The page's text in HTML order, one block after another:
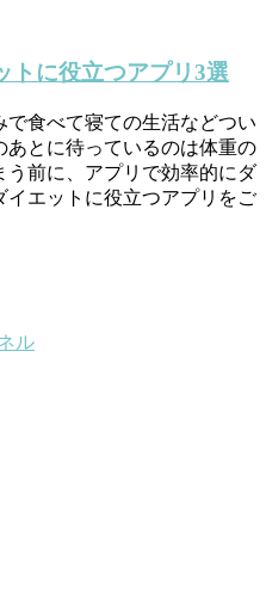
トに役立つアプリ3選
食べて寝ての生活などつい
とに待っているのは体重の
前に、アプリで効率的にダ
エットに役立つアプリをご
ル